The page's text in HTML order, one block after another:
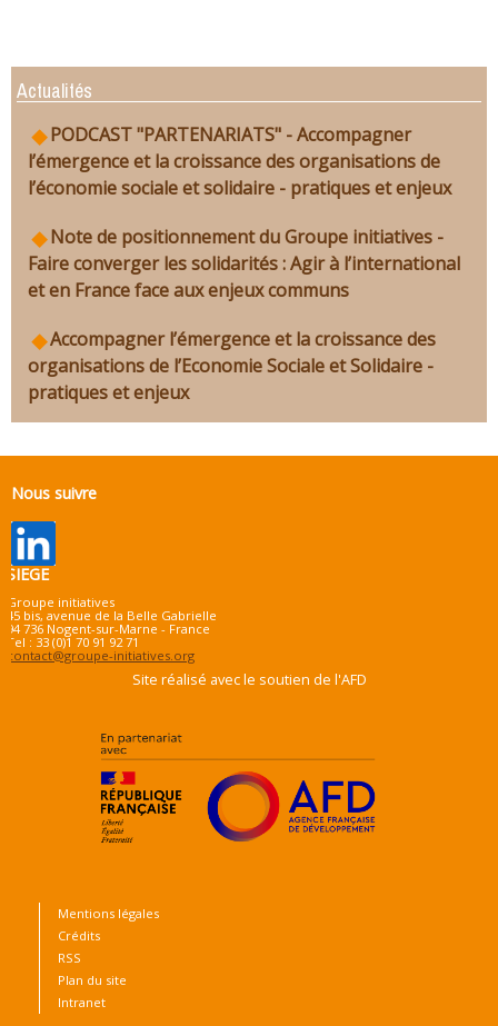
Actualités
PODCAST "PARTENARIATS" - Accompagner
l’émergence et la croissance des organisations de
l’économie sociale et solidaire - pratiques et enjeux
Note de positionnement du Groupe initiatives -
Faire converger les solidarités : Agir à l’international
et en France face aux enjeux communs
Accompagner l’émergence et la croissance des
organisations de l’Economie Sociale et Solidaire -
pratiques et enjeux
Nous suivre
SIEGE
Groupe initiatives
45 bis, avenue de la Belle Gabrielle
94 736 Nogent-sur-Marne - France
Tel : 33 (0)1 70 91 92 71
contact@groupe-initiatives.org
Site réalisé avec le soutien de l'AFD
Mentions légales
Crédits
RSS
Plan du site
Intranet